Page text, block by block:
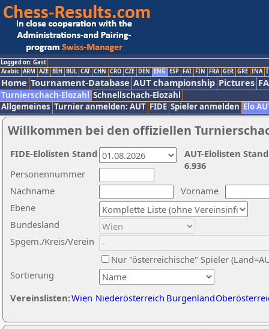
Logged on: Gast
Arabic ARM AZE BIH BUL CAT CHN CRO CZE DEN ENG ESP FAI FIN FRA GER GRE INA
Home Tournament-Database AUT championship Pictures
Turnierschach-Elozahl Schnellschach-Elozahl
Allgemeines Turnier anmelden: AUT FIDE Spieler anmelden Elo
Willkommen bei den offiziellen
Nachname
Vorname
Ebene
Sortierung
Personennummer
Bundesland
Spgem./Kreis/Verein
Nur "österreichische" Spieler
Vereinslisten:Wien Niederösterreich Burgenland
AUT-Elolisten
6.936
FIDE-Elolisten Stand